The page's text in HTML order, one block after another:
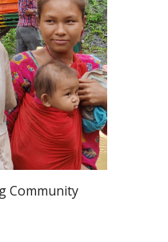
Community